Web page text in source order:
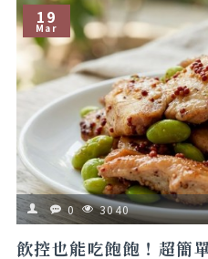
19
Mar
0 3040